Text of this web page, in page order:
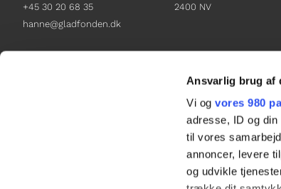
Ansvarlig brug af
Vi ogvores 980
adresse, ID og
til vores
annoncer, levere
og udvikle
+45 30 20 68 35
hanne@gladfonden.dk
2400 NV
+45 38 12 01 00